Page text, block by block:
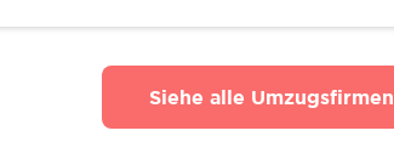
Siehe alle Umzugsfirmen